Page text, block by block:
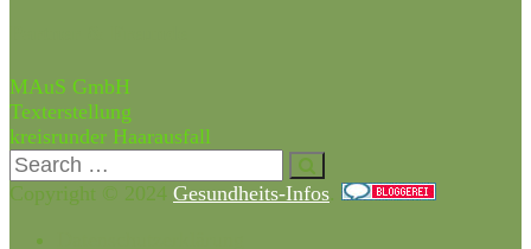
MAuS GmbH
Texterstellung
kreisrunder Haarausfall
Copyright © 2024 Gesundheits-Infos.